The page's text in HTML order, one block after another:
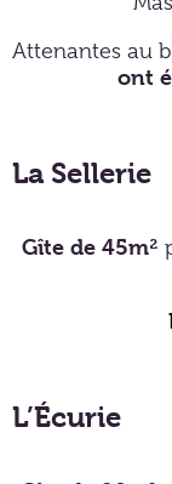
Attenantes au
ont
La Sellerie
Gîte de 45m²
L’Écurie